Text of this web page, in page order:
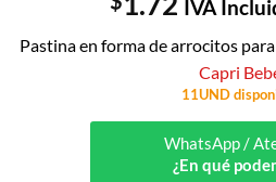
IVA
Pastina en forma de arrocitos para
Capri
11UND
WhatsApp /
¿En qué